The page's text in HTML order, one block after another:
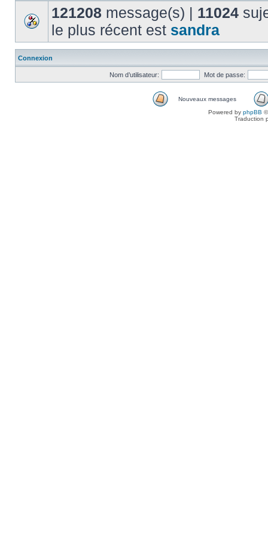
121208 message(s) | 11024
le plus récent est sandra
Connexion
Nom d’utilisateur: Mot de passe:
Nouveaux messages
Powered by phpBB
Traduction